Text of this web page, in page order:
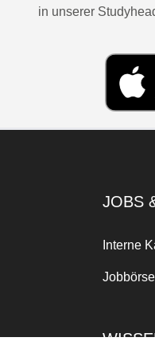
in unserer
JOBS
Interne
Jobbörse